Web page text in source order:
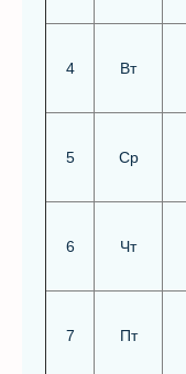
4 Вт
5 Ср
6 Чт
7 Пт